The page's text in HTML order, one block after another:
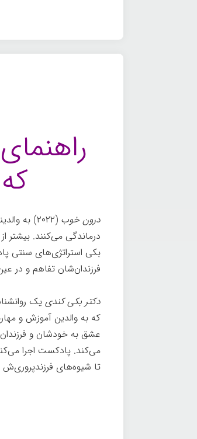
درون خوب
(۲۰۲۲)
درماندگی می‌کنند. بیشتر
بکی استراتژی‌های سنتی
فرزندان‌شان تفاهم و در
دکتر بکی کندی یک
که به والدین آموزش و
عشق به خودشان و فرزندان
می‌کند. پادکست اجرا
تا شیوه‌های فرزندپروری‌ش